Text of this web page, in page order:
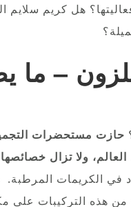
هل كريم
– ما
حازت مستحضرات
ولا تزال خصائصها
في الكريمات
من هذه التركيبات